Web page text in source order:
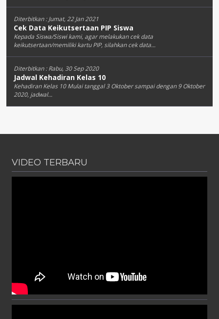
Diterbitkan :Jumat, 22 Jan 2021
Cek Data Keikutsertaan PIP Siswa
Kepada Siswa/Siswi kami, agar melakukan cek data
keikutsertaan/memiliki kartu PIP, silahkan cek data...
Diterbitkan :Rabu, 30 Sep 2020
Jadwal Kehadiran Kelas 10
Kehadiran Kelas 10 Mulai tanggal 3 Oktober sampai dengan 9 Oktober
2020, jadwal...
VIDEO TERBARU